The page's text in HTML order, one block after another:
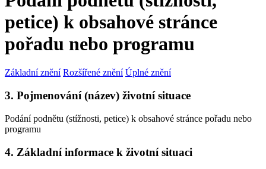
petice) k obsahové stránce
pořadu nebo programu
Základní znění Rozšířené znění Úplné znění
3. Pojmenování (název) životní situace
Podání podnětu (stížnosti, petice) k obsahové stránce pořadu nebo
programu
4. Základní informace k životní situaci